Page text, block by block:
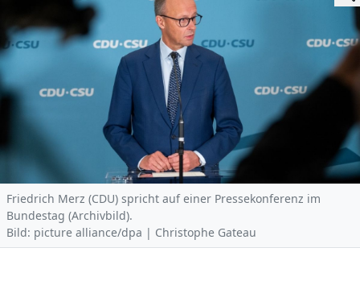
Friedrich Merz (CDU) spricht auf einer Pressekonferenz im
Bundestag (Archivbild).
Bild: picture alliance/dpa | Christophe Gateau